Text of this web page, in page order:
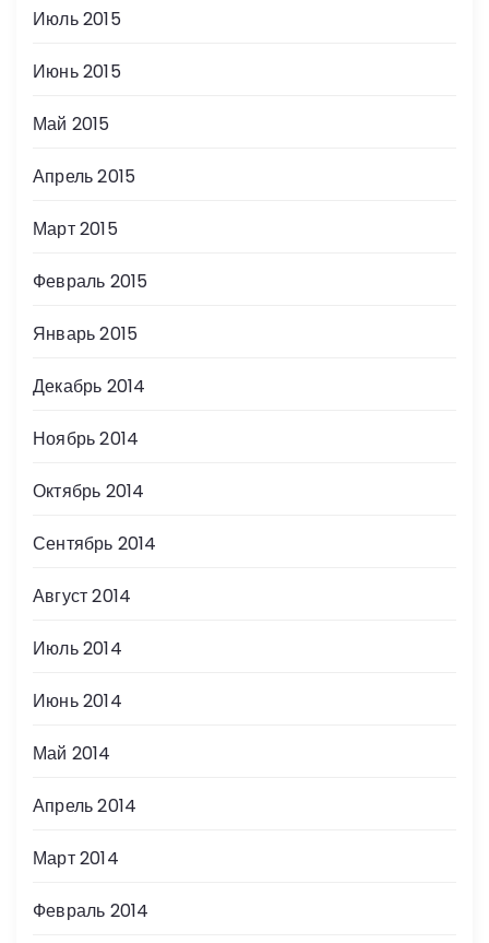
Июль 2015
Июнь 2015
Май 2015
Апрель 2015
Март 2015
Февраль 2015
Январь 2015
Декабрь 2014
Ноябрь 2014
Октябрь 2014
Сентябрь 2014
Август 2014
Июль 2014
Июнь 2014
Май 2014
Апрель 2014
Март 2014
Февраль 2014